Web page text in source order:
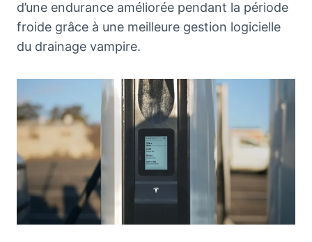
d’une endurance améliorée pendant la période
froide grâce à une meilleure gestion logicielle
du drainage vampire.